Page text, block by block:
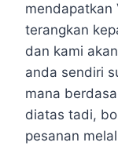
mendapatkan
terangkan
dan kami
anda sendiri
mana
diatas tadi,
pesanan